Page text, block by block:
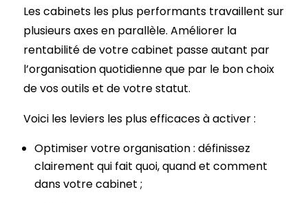
Les cabinets les plus performants travaillent sur
plusieurs axes en parallèle. Améliorer la
rentabilité de votre cabinet passe autant par
l’organisation quotidienne que par le bon choix
de vos outils et de votre statut.
Voici les leviers les plus efficaces à activer :
Optimiser votre organisation : définissez
clairement qui fait quoi, quand et comment
dans votre cabinet ;